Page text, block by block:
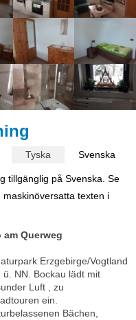
Tyska Svenska
tillgänglig på Svenska. Se
texten i
Querweg
Erzgebirge/Vogtland
NN. Bockau lädt mit
Luft , zu
ein.
Bächen,